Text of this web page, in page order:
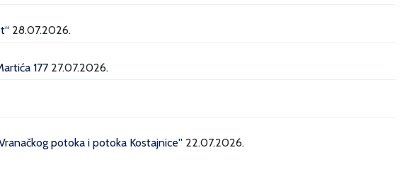
28.07.2026.
177 27.07.2026.
potoka i potoka Kostajnice'' 22.07.2026.